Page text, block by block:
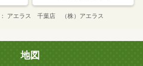
アエラス 千葉店 （株）アエラス
地図